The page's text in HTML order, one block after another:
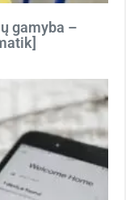
gamyba –